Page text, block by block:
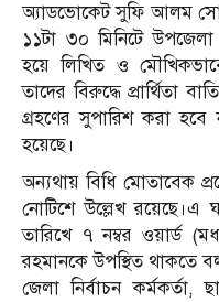
অ্যাডভোকেট সুফি আলম
১১টা ৩০ মিনিটে উপজেলা
হয়ে লিখিত ও
তাদের বিরুদ্ধে প্রার্থিতা
গ্রহণের সুপারিশ করা হবে
হয়েছে।
অন্যথায় বিধি মোতাবেক
নোটিশে উল্লেখ রয়েছে।এ
তারিখে ৭ নম্বর ওয়ার্ড
রহমানকে উপস্থিত থাকতে
জেলা নির্বাচন কর্মকর্তা,